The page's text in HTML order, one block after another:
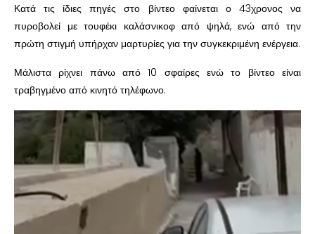
Κατά τις ίδιες πηγές στο βίντεο φαίνεται ο 43χρονος να
πυροβολεί με τουφέκι καλάσνικοφ από ψηλά, ενώ από την
πρώτη στιγμή υπήρχαν μαρτυρίες για την συγκεκριμένη ενέργεια.
Μάλιστα ρίχνει πάνω από 10 σφαίρες ενώ το βίντεο είναι
τραβηγμένο από κινητό τηλέφωνο.